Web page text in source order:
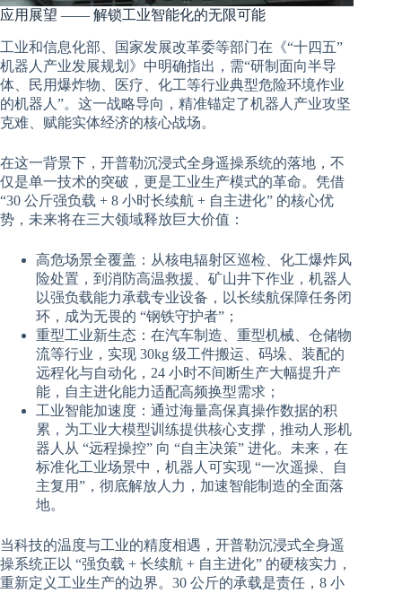
应用展望 —— 解锁工业智能化的无限可能
工业和信息化部、国家发展改革委等部门在《“十四五”
机器人产业发展规划》中明确指出，需“研制面向半导
体、民用爆炸物、医疗、化工等行业典型危险环境作业
的机器人”。这一战略导向，精准锚定了机器人产业攻坚
克难、赋能实体经济的核心战场。
在这一背景下，开普勒沉浸式全身遥操系统的落地，不
仅是单一技术的突破，更是工业生产模式的革命。凭借
“30 公斤强负载 + 8 小时长续航 + 自主进化” 的核心优
势，未来将在三大领域释放巨大价值：
高危场景全覆盖：从核电辐射区巡检、化工爆炸风
险处置，到消防高温救援、矿山井下作业，机器人
以强负载能力承载专业设备，以长续航保障任务闭
环，成为无畏的 “钢铁守护者”；
重型工业新生态：在汽车制造、重型机械、仓储物
流等行业，实现 30kg 级工件搬运、码垛、装配的
远程化与自动化，24 小时不间断生产大幅提升产
能，自主进化能力适配高频换型需求；
工业智能加速度：通过海量高保真操作数据的积
累，为工业大模型训练提供核心支撑，推动人形机
器人从 “远程操控” 向 “自主决策” 进化。未来，在
标准化工业场景中，机器人可实现 “一次遥操、自
主复用”，彻底解放人力，加速智能制造的全面落
地。
当科技的温度与工业的精度相遇，开普勒沉浸式全身遥
操系统正以 “强负载 + 长续航 + 自主进化” 的硬核实力，
重新定义工业生产的边界。30 公斤的承载是责任，8 小